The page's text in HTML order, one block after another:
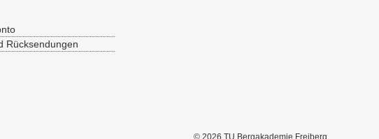
Rücksendungen
© 2026 TU Bergakademie Freiberg